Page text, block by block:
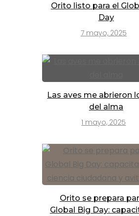
Orito listo para el
Day
7 mayo, 2025
Las aves me abrieron
del alma
1 mayo, 2025
Orito se prepara
Global Big Day: